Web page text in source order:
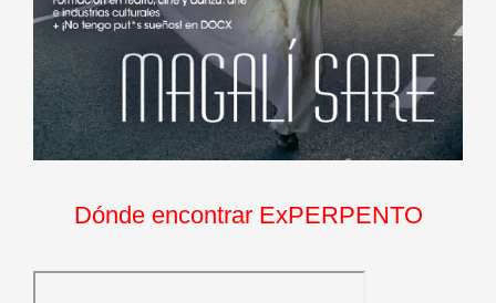
Dónde encontrar ExPERPENTO